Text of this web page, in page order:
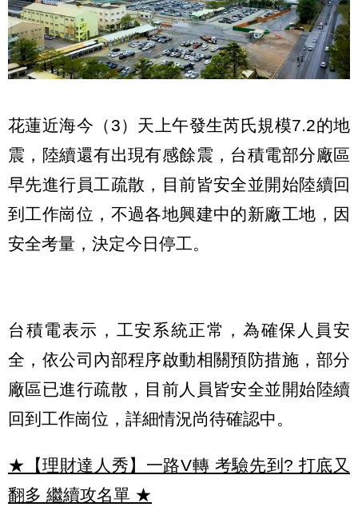
花蓮近海今（3）天上午發生芮氏規模7.2的地
震，陸續還有出現有感餘震，台積電部分廠區
早先進行員工疏散，目前皆安全並開始陸續回
到工作崗位，不過各地興建中的新廠工地，因
安全考量，決定今日停工。
台積電表示，工安系統正常，為確保人員安
全，依公司內部程序啟動相關預防措施，部分
廠區已進行疏散，目前人員皆安全並開始陸續
回到工作崗位，詳細情況尚待確認中。
★【理財達人秀】一路V轉 考驗先到? 打底又
翻多 繼續攻名單 ★